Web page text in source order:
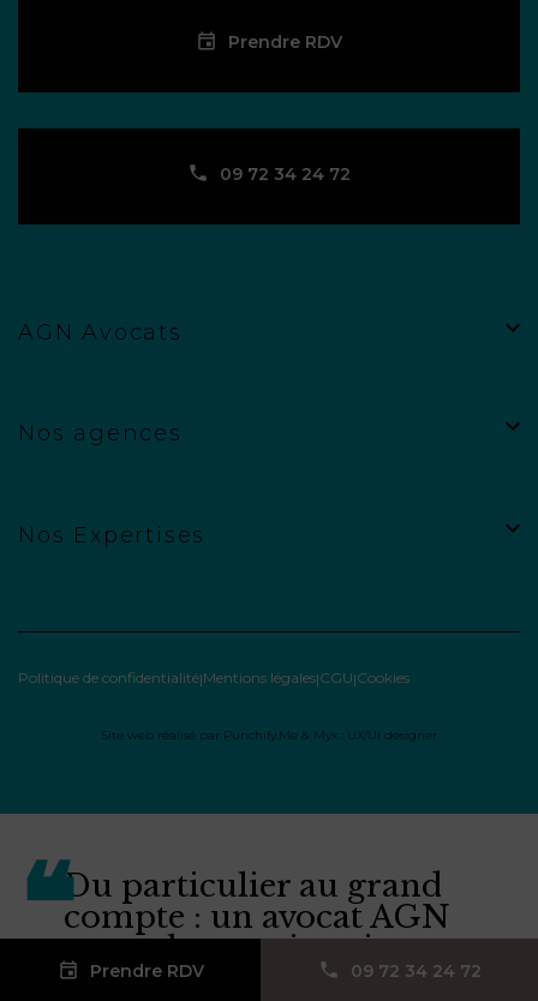
Prendre RDV
09 72 34 24 72
AGN Avocats
Nos agences
Nos Expertises
Politique de confidentialité Mentions légales CGU Cookies
Site web réalisé par Punchify.Me & Myx : UX/UI designer
Du particulier au grand
compte : un avocat AGN
pour chaque situation.
Prendre RDV 09 72 34 24 72